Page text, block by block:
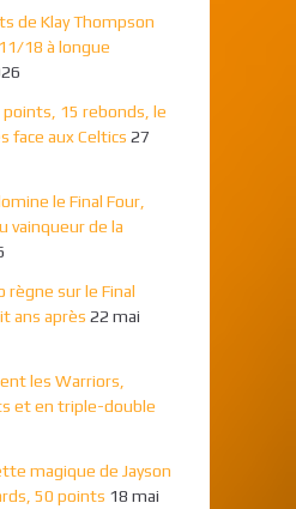
de Klay Thompson
18 à longue
15 rebonds, le
face aux Celtics 27
le Final Four,
vainqueur de la
règne sur le Final
ans après 22 mai
les Warriors,
et en triple-double
magique de Jayson
50 points 18 mai